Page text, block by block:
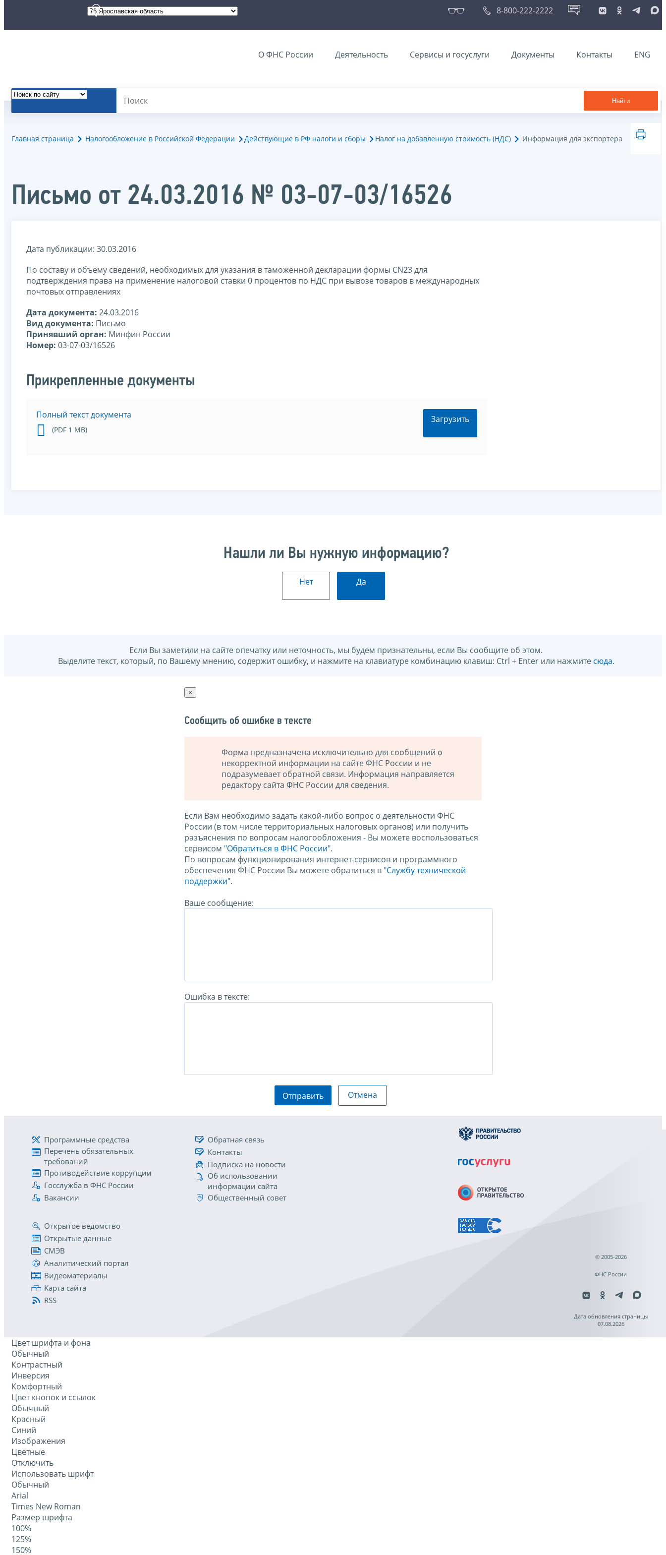
8-800-222-2222
О ФНС России Деятельность Сервисы и госуслуги Документы Контакты ENG
Найти
Главная страница Налогообложение в Российской Федерации Действующие в РФ налоги и сборы Налог на добавленную стоимость (НДС) Информация для экспортера
Письмо от 24.03.2016 № 03-07-03/16526
Дата публикации: 30.03.2016
По составу и объему сведений, необходимых для указания в таможенной декларации формы CN23 для
подтверждения права на применение налоговой ставки 0 процентов по НДС при вывозе товаров в международных
почтовых отправлениях
Дата документа: 24.03.2016
Вид документа: Письмо
Принявший орган: Минфин России
Номер: 03-07-03/16526
Прикрепленные документы
Полный текст документа
(PDF 1 MB)
Загрузить
Нашли ли Вы нужную информацию?
Нет Да
Если Вы заметили на сайте опечатку или неточность, мы будем признательны, если Вы сообщите об этом.
Выделите текст, который, по Вашему мнению, содержит ошибку, и нажмите на клавиатуре комбинацию клавиш: Ctrl + Enter или нажмите сюда.
×
Сообщить об ошибке в тексте
Форма предназначена исключительно для сообщений о
некорректной информации на сайте ФНС России и не
подразумевает обратной связи. Информация направляется
редактору сайта ФНС России для сведения.
Если Вам необходимо задать какой-либо вопрос о деятельности ФНС
России (в том числе территориальных налоговых органов) или получить
разъяснения по вопросам налогообложения - Вы можете воспользоваться
сервисом "Обратиться в ФНС России".
По вопросам функционирования интернет-сервисов и программного
обеспечения ФНС России Вы можете обратиться в "Службу технической
поддержки".
Ваше сообщение:
Ошибка в тексте:
Отправить Отмена
Программные средства
Перечень обязательных
требований
Противодействие коррупции
Госслужба в ФНС России
Вакансии
Обратная связь
Контакты
Подписка на новости
Об использовании
информации сайта
Общественный совет
Открытое ведомство
Открытые данные
СМЭВ
Аналитический портал
Видеоматериалы
Карта сайта
RSS
© 2005-2026
ФНС России
Дата обновления страницы
07.08.2026
Цвет шрифта и фона
Обычный
Контрастный
Инверсия
Комфортный
Цвет кнопок и ссылок
Обычный
Красный
Синий
Изображения
Цветные
Отключить
Использовать шрифт
Обычный
Arial
Times New Roman
Размер шрифта
100%
125%
150%